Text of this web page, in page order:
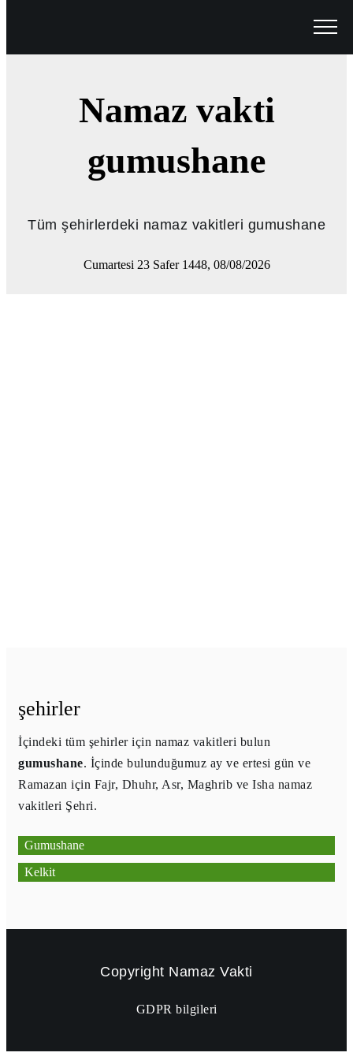
Namaz vakti
gumushane
Tüm şehirlerdeki namaz vakitleri gumushane
Cumartesi 23 Safer 1448, 08/08/2026
şehirler
İçindeki tüm şehirler için namaz vakitleri bulun
gumushane. İçinde bulunduğumuz ay ve ertesi gün ve
Ramazan için Fajr, Dhuhr, Asr, Maghrib ve Isha namaz
vakitleri Şehri.
Gumushane
Kelkit
Copyright Namaz Vakti
GDPR bilgileri